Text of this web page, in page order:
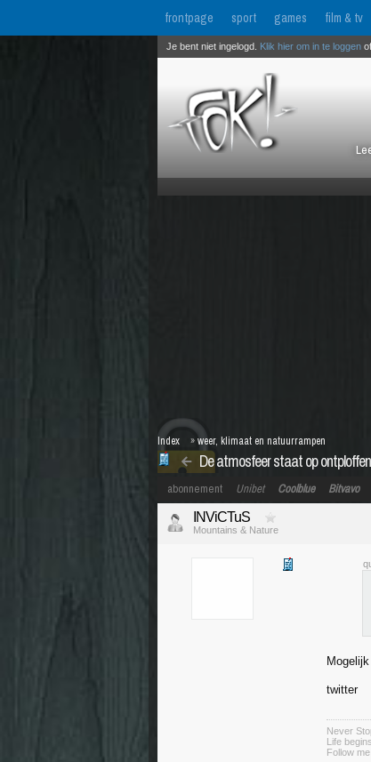
frontpage sport games film & tv
Je bent niet ingelogd. Klik hier om in te loggen of
De atmosfeer staat op
Index »weer, klimaat en natuurrampen
abonnement Unibet Coolblue Bitvavo
INViCTuS
Mountains & Nature
Mogelijk
twitter
Never
Life
Follow